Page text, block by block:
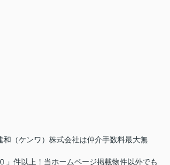
和（ケンワ）株式会社は仲介手数料最大無
」件以上！当ホームページ掲載物件以外でも